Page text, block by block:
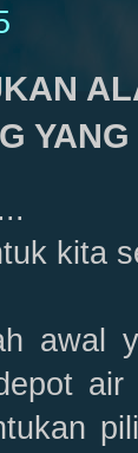
kita
awal